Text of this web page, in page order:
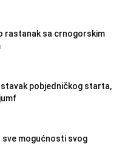
rastanak sa crnogorskim
pobjedničkog starta,
sve mogućnosti svog